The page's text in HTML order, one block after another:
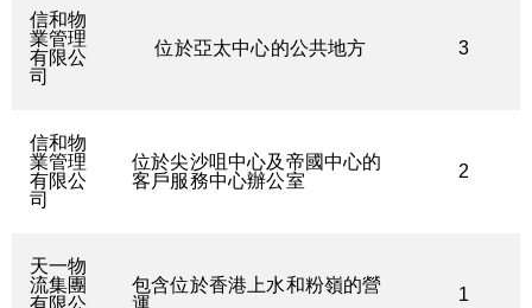
信和物
業管理
有限公
司
位於亞太中心的公共地方 3
信和物
業管理
有限公
司
位於尖沙咀中心及帝國中心的
客戶服務中心辦公室
2
天一物
流集團
有限公
包含位於香港上水和粉嶺的營
運
1